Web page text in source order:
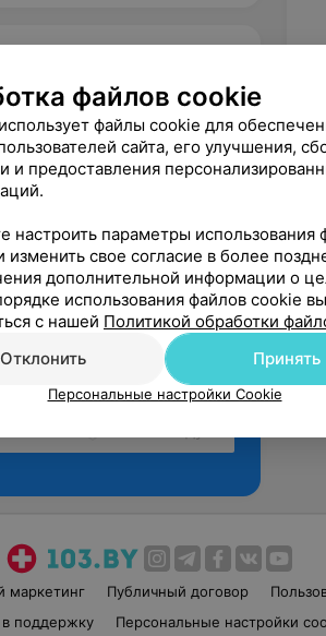
маркетинг Публичный договор
в поддержку Персональные настройки
файлов cookie
файлы cookie для
сайта, его улучшения,
и предоставления
настроить параметры использования
изменить свое согласие в более
дополнительной информации о
использования файлов cookie
с нашей Политикой обработки
Отклонить
Принять
Персональные настройки Cookie